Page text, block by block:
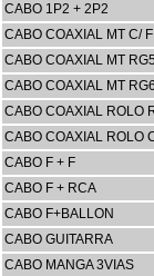
CABO 1P2 + 2P2
CABO COAXIAL MT C/
CABO COAXIAL MT
CABO COAXIAL MT
CABO COAXIAL ROLO
CABO COAXIAL ROLO
CABO F + F
CABO F + RCA
CABO F+BALLON
CABO GUITARRA
CABO MANGA 3VIAS